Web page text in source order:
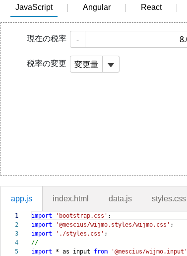
JavaScript Angular React
app.js index.html data.js styles.css
1
2
3
4
5
import 'bootstrap.css' ;
import
'@mescius/wijmo.styles/wijmo.css' ;
import
'./styles.css' ;
//
import * as input from '@mescius/wijmo.input'